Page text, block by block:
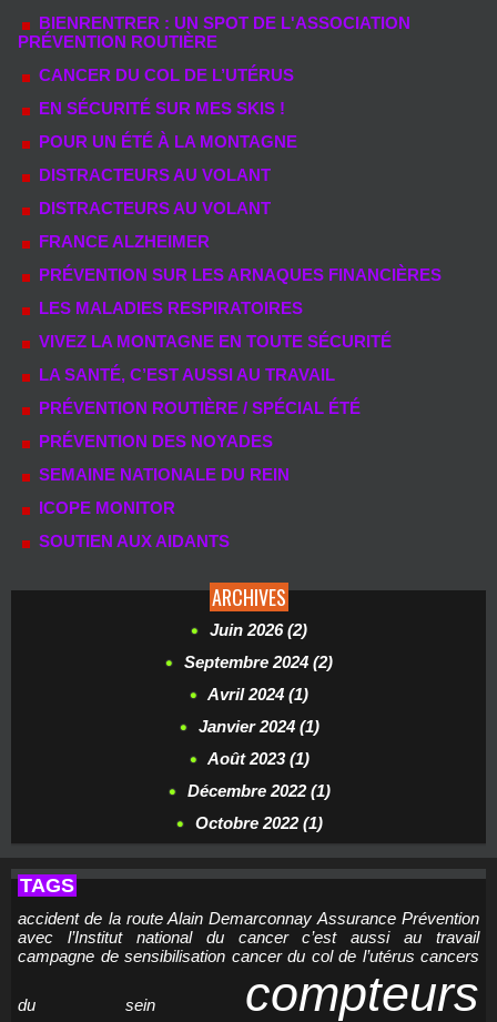
BIENRENTRER : UN SPOT DE L'ASSOCIATION
PRÉVENTION ROUTIÈRE
CANCER DU COL DE L’UTÉRUS
EN SÉCURITÉ SUR MES SKIS !
POUR UN ÉTÉ À LA MONTAGNE
DISTRACTEURS AU VOLANT
DISTRACTEURS AU VOLANT
FRANCE ALZHEIMER
PRÉVENTION SUR LES ARNAQUES FINANCIÈRES
LES MALADIES RESPIRATOIRES
VIVEZ LA MONTAGNE EN TOUTE SÉCURITÉ
LA SANTÉ, C’EST AUSSI AU TRAVAIL
PRÉVENTION ROUTIÈRE / SPÉCIAL ÉTÉ
PRÉVENTION DES NOYADES
SEMAINE NATIONALE DU REIN
ICOPE MONITOR
SOUTIEN AUX AIDANTS
ARCHIVES
Juin 2026 (2)
Septembre 2024 (2)
Avril 2024 (1)
Janvier 2024 (1)
Août 2023 (1)
Décembre 2022 (1)
Octobre 2022 (1)
TAGS
accident de la route Alain Demarconnay Assurance Prévention
avec l’Institut national du cancer
c’est aussi au travail
campagne de sensibilisation cancer du col de l’utérus cancers
du sein compteurs